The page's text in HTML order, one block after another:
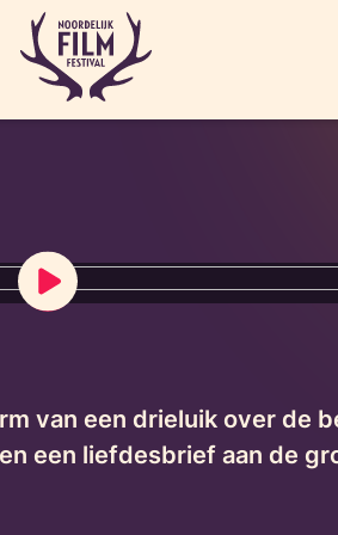
van een drieluik over de
een liefdesbrief aan de